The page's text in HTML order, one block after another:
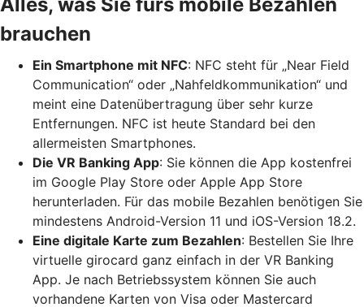
brauchen
Ein Smartphone mit NFC: NFC steht für „Near Field
Communication“ oder „Nahfeldkommunikation“ und
meint eine Datenübertragung über sehr kurze
Entfernungen. NFC ist heute Standard bei den
allermeisten Smartphones.
Die VR Banking App: Sie können die App kostenfrei
im Google Play Store oder Apple App Store
herunterladen. Für das mobile Bezahlen benötigen Sie
mindestens Android-Version 11 und iOS-Version 18.2.
Eine digitale Karte zum Bezahlen: Bestellen Sie Ihre
virtuelle girocard ganz einfach in der VR Banking
App. Je nach Betriebssystem können Sie auch
vorhandene Karten von Visa oder Mastercard